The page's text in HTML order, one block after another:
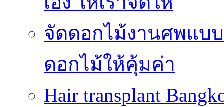
จัดดอกไม้งานศพแบ
ดอกไม้ให้คุ้มค่า
Hair transplant